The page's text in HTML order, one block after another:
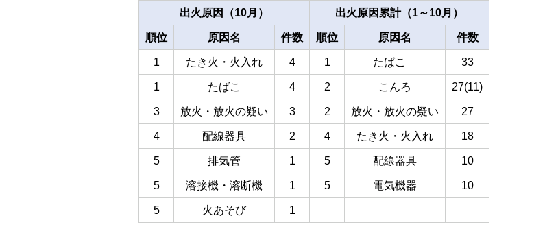
出火原因（10月） 出火原因累計（1～10月）
順位 原因名 件数 順位 原因名 件数
1 たき火・火入れ 4 1 たばこ 33
1 たばこ 4 2 こんろ 27(11)
3 放火・放火の疑い 3 2 放火・放火の疑い 27
4 配線器具 2 4 たき火・火入れ 18
5 排気管 1 5 配線器具 10
5 溶接機・溶断機 1 5 電気機器 10
5 火あそび 1